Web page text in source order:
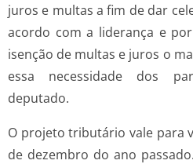
juros e multas a fim de dar
acordo com a liderança e
isenção de multas e juros o
essa necessidade dos
deputado.
O projeto tributário vale para
de dezembro do ano